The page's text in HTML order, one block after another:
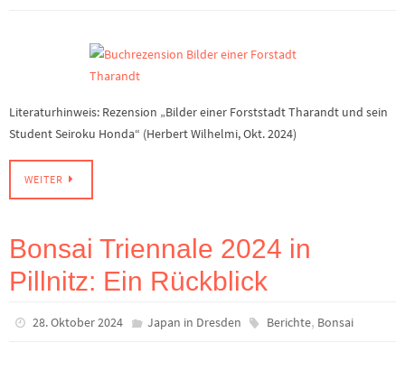
Literaturhinweis: Rezension „Bilder einer Forststadt Tharandt und sein
Student Seiroku Honda“ (Herbert Wilhelmi, Okt. 2024)
WEITER
Bonsai Triennale 2024 in
Pillnitz: Ein Rückblick
28. Oktober 2024 Japan in Dresden Berichte, Bonsai